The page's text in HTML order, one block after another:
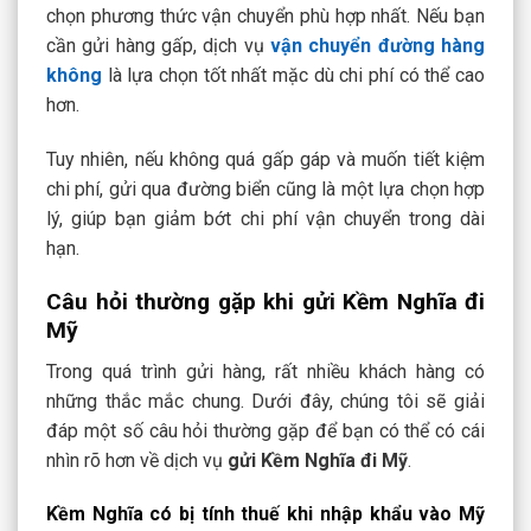
chọn phương thức vận chuyển phù hợp nhất. Nếu bạn
cần gửi hàng gấp, dịch vụ vận chuyển đường hàng
không là lựa chọn tốt nhất mặc dù chi phí có thể cao
hơn.
Tuy nhiên, nếu không quá gấp gáp và muốn tiết kiệm
chi phí, gửi qua đường biển cũng là một lựa chọn hợp
lý, giúp bạn giảm bớt chi phí vận chuyển trong dài
hạn.
Câu hỏi thường gặp khi gửi Kềm Nghĩa đi
Mỹ
Trong quá trình gửi hàng, rất nhiều khách hàng có
những thắc mắc chung. Dưới đây, chúng tôi sẽ giải
đáp một số câu hỏi thường gặp để bạn có thể có cái
nhìn rõ hơn về dịch vụ gửi Kềm Nghĩa đi Mỹ.
Kềm Nghĩa có bị tính thuế khi nhập khẩu vào Mỹ